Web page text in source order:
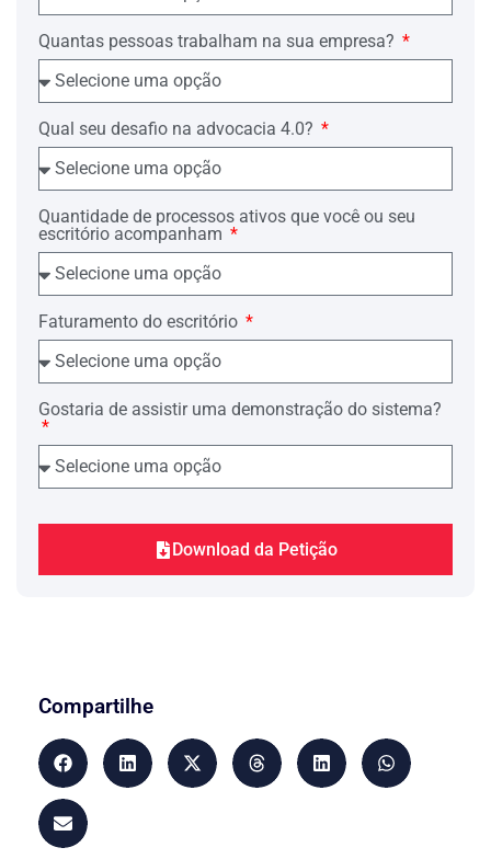
Quantas pessoas trabalham na sua empresa?
Qual seu desafio na advocacia 4.0?
Quantidade de processos ativos que você ou seu
escritório acompanham
Faturamento do escritório
Gostaria de assistir uma demonstração do sistema?
Download da Petição
Compartilhe